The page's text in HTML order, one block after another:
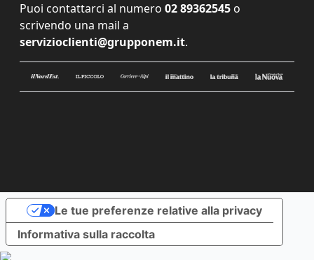
Puoi contattarci al numero 02 89362545 o
scrivendo una mail a
servizioclienti@grupponem.it.
Informativa sulla raccolta
Le tue preferenze relative alla privacy